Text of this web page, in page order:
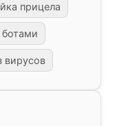
прицела
ботами
вирусов